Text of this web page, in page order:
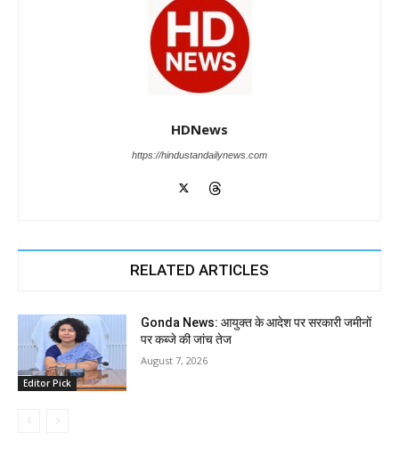
HDNews
https://hindustandailynews.com
RELATED ARTICLES
Editor Pick
Gonda News: आयुक्त के आदेश पर सरकारी जमीनों
पर कब्जे की जांच तेज
August 7, 2026